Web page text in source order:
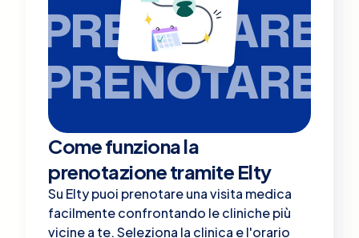
PRENOTARE
PRENOTARE
Come funziona la
prenotazione tramite Elty
Su Elty puoi prenotare una visita medica
facilmente confrontando le cliniche più
vicine a te. Seleziona la clinica e l'orario